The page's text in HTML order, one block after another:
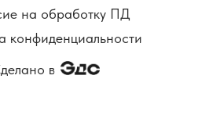
в
на обработку ПД
конфиденциальности